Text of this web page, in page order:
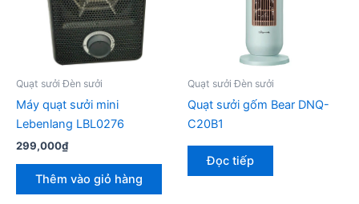
Quạt sưởi Đèn sưởi
Máy quạt sưởi mini
Lebenlang LBL0276
299,000₫
Thêm vào giỏ hàng
Quạt sưởi Đèn sưởi
Quạt sưởi gốm Bear DNQ-
C20B1
Đọc tiếp